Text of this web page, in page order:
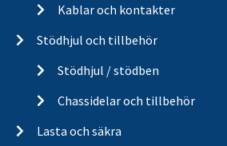
Kablar och kontakter
Stödhjul och tillbehör
Stödhjul / stödben
Chassidelar och tillbehör
Lasta och säkra